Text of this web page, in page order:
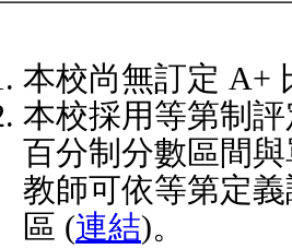
本校尚無訂定 A+
本校採用等第制
百分制分數區間
教師可依等第定
區 (連結)。